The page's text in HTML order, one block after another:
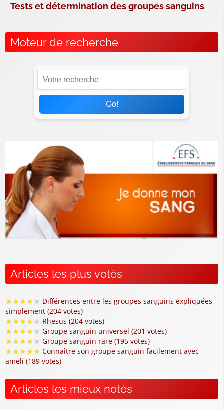
Tests et détermination des groupes sanguins
Moteur de recherche
Go!
Articles les plus votés
★★★★★ Différences entre les groupes sanguins expliquées
simplement (204 votes)
★★★★★ Rhesus (204 votes)
★★★★★ Groupe sanguin universel (201 votes)
★★★★★ Groupe sanguin rare (195 votes)
★★★★★ Connaître son groupe sanguin facilement avec
ameli (189 votes)
Articles les mieux notés